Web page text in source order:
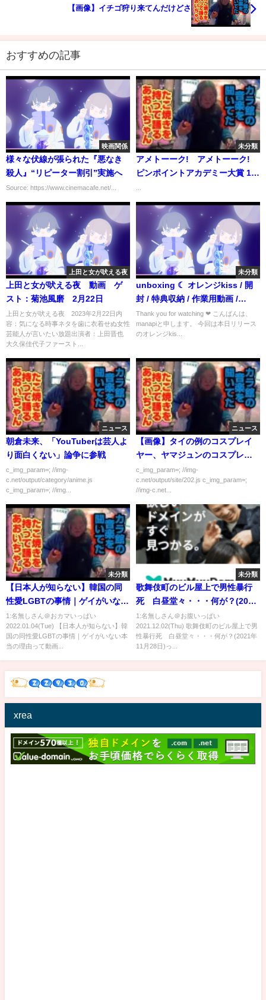
【画像】イチゴ狩り来てんだけどさ
おすすめの記事
映画関係
様々な伏線が張られた『悪なき
殺人』“リピーター割引”実施へ
Source: https://www.cinemacafe.net/...
未分類
アメトーーク! アメトーーク!
ピンポイントアカデミー大賞 17
上田と女が吠える夜
上田と女が吠える夜 動画 ゲ
スト：菊池風磨 2月22日
上田と女が吠える夜 2023年2月22日内
容：気になる時事ネタを歯に衣着せぬ女性
芸能人が言いたい放題出演者：上田晋也
大久保佳代子ファースト...
未分類
unboxing ☾ オレンジkiss / 開
封 / 特典収納 / 作業用動画 /
snowman / ジャニオタ / グッズ
Thank you for watching ❤︎︎ こんばんは、
manapiと申します。 今回は本日リリース
のオレンジkis...
ニュース
朝倉未来、「YouTuberは芸人よ
り面白くない」論争に参戦
c_img_param=; //img-
c.net/output/category/anime.js
c_img_param=; //img...
ニュース
【画像】タイの例のコスプレイ
ヤー、ヤマジュンのコスプレを
するｗｗｗｗｗ
c_img_param=; //img-
c.net/output/site/202.js c_img_param=;
//img-c.net...
未分類
【日本人が知らない】韓国の同
性愛LGBTの事情｜ゲイがいない
本当の理由
1:名無しさん＠おカマいっぱい
2022.01.04(Tue) 【日本人が知らない】韓
国の同性愛LGBTの事情｜ゲイがいない本
当の理由って動画...
未分類
歌舞伎町のビル屋上で男性暴行
死 白昼堂々・・・何が？(2021
年11月28日)
1:名無しさん＠お腹いっぱい
2021.12.02(Thu) 歌舞伎町のビル屋上で男
性暴行死 白昼堂々・・・何が？(2021年
11月28日)っ...
xrea